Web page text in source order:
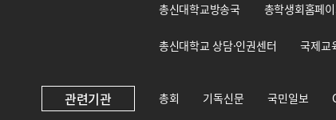
총신대학교방송국 총학생회홈페
총신대학교 상담·인권센터 국제교
관련기관 총회 기독신문 국민일보